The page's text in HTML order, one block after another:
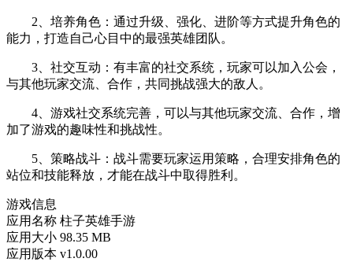
2、培养角色：通过升级、强化、进阶等方式提升角色的
能力，打造自己心目中的最强英雄团队。
3、社交互动：有丰富的社交系统，玩家可以加入公会，
与其他玩家交流、合作，共同挑战强大的敌人。
4、游戏社交系统完善，可以与其他玩家交流、合作，增
加了游戏的趣味性和挑战性。
5、策略战斗：战斗需要玩家运用策略，合理安排角色的
站位和技能释放，才能在战斗中取得胜利。
游戏信息
应用名称 柱子英雄手游
应用大小 98.35 MB
应用版本 v1.0.00